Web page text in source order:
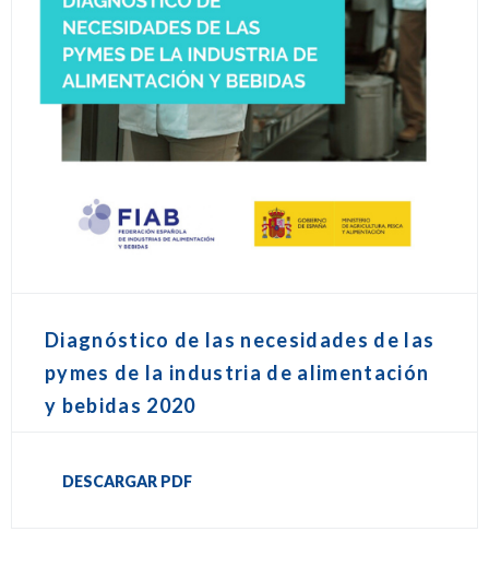
Diagnóstico de las necesidades de las
pymes de la industria de alimentación
y bebidas 2020
DESCARGAR PDF